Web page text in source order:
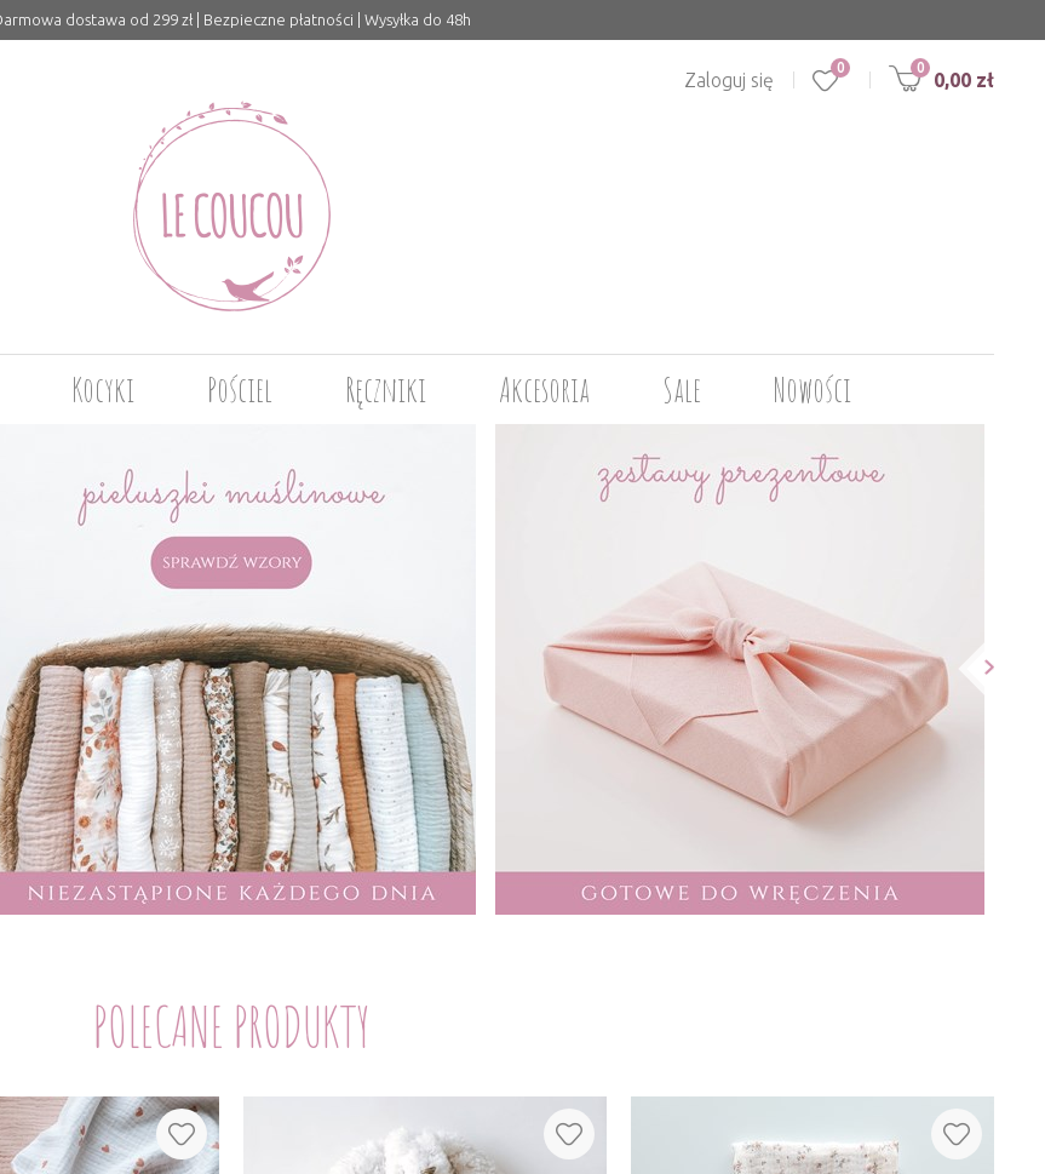
dostawa od 299 zł | Bezpieczne płatności | Wysyłka do 48h
0
0,00 zł
Zaloguj się
Kocyki Pościel Ręczniki Akcesoria Sale Nowości
POLECANE PRODUKTY